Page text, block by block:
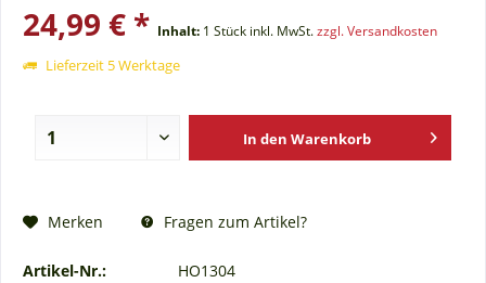
24,99 € * Inhalt: 1 Stück inkl. MwSt.zzgl. Versandkosten
Lieferzeit 5 Werktage
In den Warenkorb
Merken Fragen zum Artikel?
Artikel-Nr.: HO1304